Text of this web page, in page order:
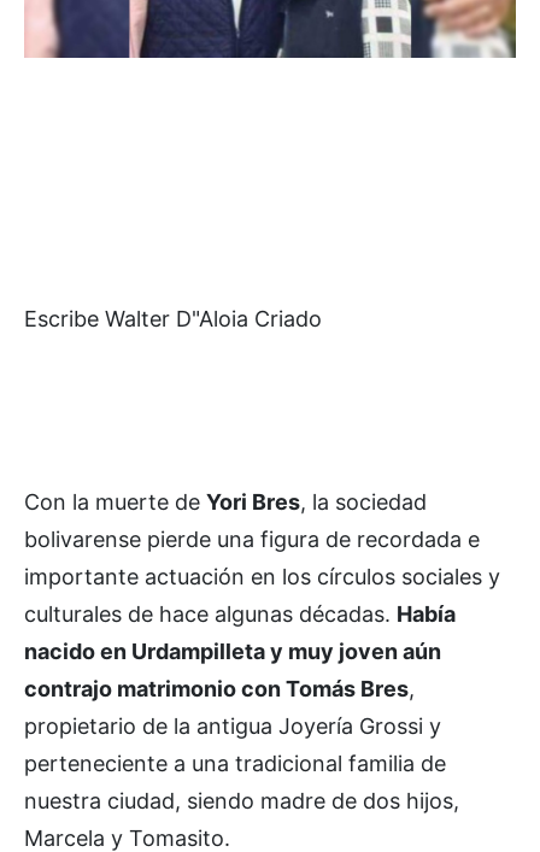
Escribe Walter D"Aloia Criado
Con la muerte de Yori Bres, la sociedad
bolivarense pierde una figura de recordada e
importante actuación en los círculos sociales y
culturales de hace algunas décadas. Había
nacido en Urdampilleta y muy joven aún
contrajo matrimonio con Tomás Bres,
propietario de la antigua Joyería Grossi y
perteneciente a una tradicional familia de
nuestra ciudad, siendo madre de dos hijos,
Marcela y Tomasito.